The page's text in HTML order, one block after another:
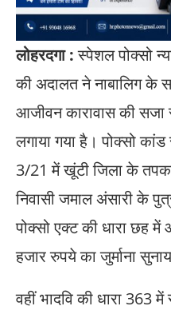
लोहरदगा :स्पेशल पोक्सो
की अदालत ने नाबालिग के
आजीवन कारावास की सजा
लगाया गया है। पोक्सो
3/21 में खूंटी जिला के
निवासी जमाल अंसारी के
पोक्सो एक्ट की धारा छह
हजार रुपये का जुर्माना
वहीं भादवि की धारा